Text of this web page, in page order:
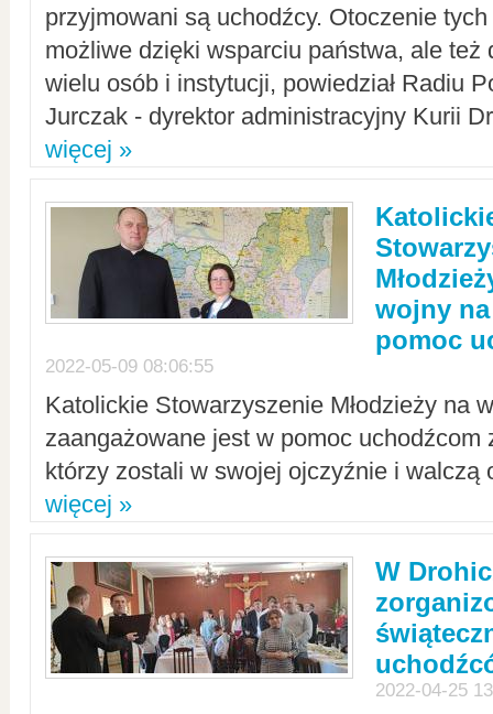
przyjmowani są uchodźcy. Otoczenie
możliwe dzięki wsparciu państwa, ale też
wielu osób i instytucji, powiedział Radiu
Jurczak - dyrektor administracyjny Kurii
więcej »
wojny
pomoc
2022-05-09 08:06:55
Katolickie Stowarzyszenie Młodzieży na
zaangażowane jest w pomoc uchodźcom
którzy zostali w swojej ojczyźnie i walczą
więcej »
W
2022-04-25